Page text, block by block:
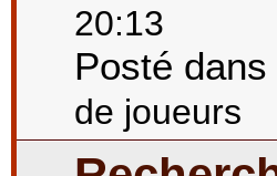
20:13
Posté dans
de joueurs